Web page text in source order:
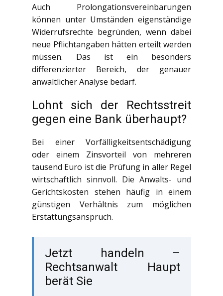
Auch Prolongationsvereinbarungen
können unter Umständen eigenständige
Widerrufsrechte begründen, wenn dabei
neue Pflichtangaben hätten erteilt werden
müssen. Das ist ein besonders
differenzierter Bereich, der genauer
anwaltlicher Analyse bedarf.
Lohnt sich der Rechtsstreit
gegen eine Bank überhaupt?
Bei einer Vorfälligkeitsentschädigung
oder einem Zinsvorteil von mehreren
tausend Euro ist die Prüfung in aller Regel
wirtschaftlich sinnvoll. Die Anwalts- und
Gerichtskosten stehen häufig in einem
günstigen Verhältnis zum möglichen
Erstattungsanspruch.
Jetzt handeln –
Rechtsanwalt Haupt
berät Sie